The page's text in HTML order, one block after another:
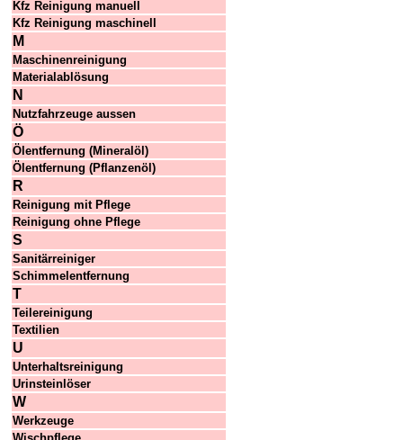
Kfz Reinigung manuell
Kfz Reinigung maschinell
M
Maschinenreinigung
Materialablösung
N
Nutzfahrzeuge aussen
Ö
Ölentfernung (Mineralöl)
Ölentfernung (Pflanzenöl)
R
Reinigung mit Pflege
Reinigung ohne Pflege
S
Sanitärreiniger
Schimmelentfernung
T
Teilereinigung
Textilien
U
Unterhaltsreinigung
Urinsteinlöser
W
Werkzeuge